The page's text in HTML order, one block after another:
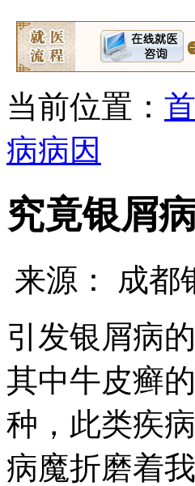
当前位置：
病病因
究竟银屑
来源： 成
引发银屑病
其中牛皮癣
种，此类疾
病魔折磨着